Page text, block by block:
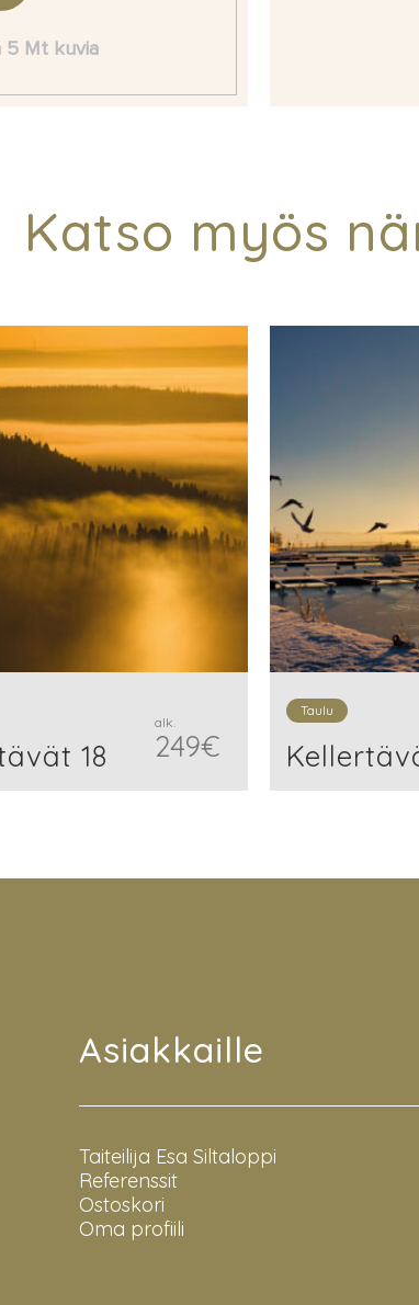
5 Mt kuvia
Katso myös
18
alk.
249€
Taulu
Asiakkaille
Taiteilija Esa Siltaloppi
Referenssit
Ostoskori
Oma profiili